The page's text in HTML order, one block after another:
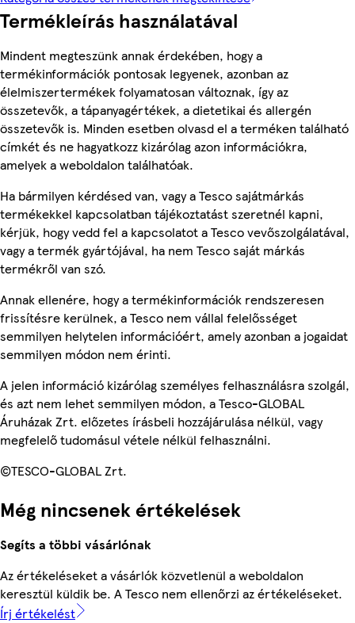
Termékleírás használatával
Mindent megteszünk annak érdekében, hogy a
termékinformációk pontosak legyenek, azonban az
élelmiszertermékek folyamatosan változnak, így az
összetevők, a tápanyagértékek, a dietetikai és allergén
összetevők is. Minden esetben olvasd el a terméken található
címkét és ne hagyatkozz kizárólag azon információkra,
amelyek a weboldalon találhatóak.
Ha bármilyen kérdésed van, vagy a Tesco sajátmárkás
termékekkel kapcsolatban tájékoztatást szeretnél kapni,
kérjük, hogy vedd fel a kapcsolatot a Tesco vevőszolgálatával,
vagy a termék gyártójával, ha nem Tesco saját márkás
termékről van szó.
Annak ellenére, hogy a termékinformációk rendszeresen
frissítésre kerülnek, a Tesco nem vállal felelősséget
semmilyen helytelen információért, amely azonban a jogaidat
semmilyen módon nem érinti.
A jelen információ kizárólag személyes felhasználásra szolgál,
és azt nem lehet semmilyen módon, a Tesco-GLOBAL
Áruházak Zrt. előzetes írásbeli hozzájárulása nélkül, vagy
megfelelő tudomásul vétele nélkül felhasználni.
©TESCO-GLOBAL Zrt.
Még nincsenek értékelések
Segíts a többi vásárlónak
Az értékeléseket a vásárlók közvetlenül a weboldalon
keresztül küldik be. A Tesco nem ellenőrzi az értékeléseket.
Írj értékelést